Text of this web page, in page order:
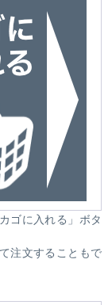
ゴに入れる」ボタ
注文することもで